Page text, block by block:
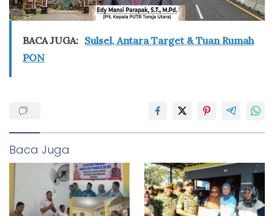
BACA JUGA: Sulsel, Antara Target & Tuan Rumah
PON
Baca Juga